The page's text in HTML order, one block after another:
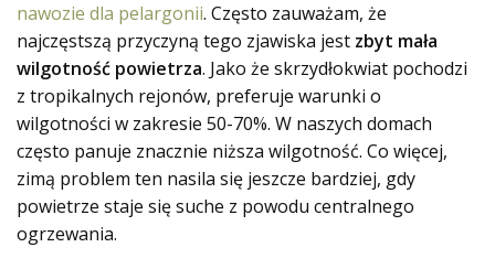
nawozie dla pelargonii. Często zauważam, że
najczęstszą przyczyną tego zjawiska jest zbyt mała
wilgotność powietrza. Jako że skrzydłokwiat pochodzi
z tropikalnych rejonów, preferuje warunki o
wilgotności w zakresie 50-70%. W naszych domach
często panuje znacznie niższa wilgotność. Co więcej,
zimą problem ten nasila się jeszcze bardziej, gdy
powietrze staje się suche z powodu centralnego
ogrzewania.